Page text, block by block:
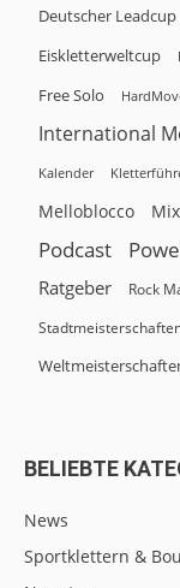
Deutscher Leadcup
Eiskletterweltcup
Free Solo
International
Kalender
Melloblocco
Podcast
Ratgeber Rock
BELIEBTE
News
Sportklettern &